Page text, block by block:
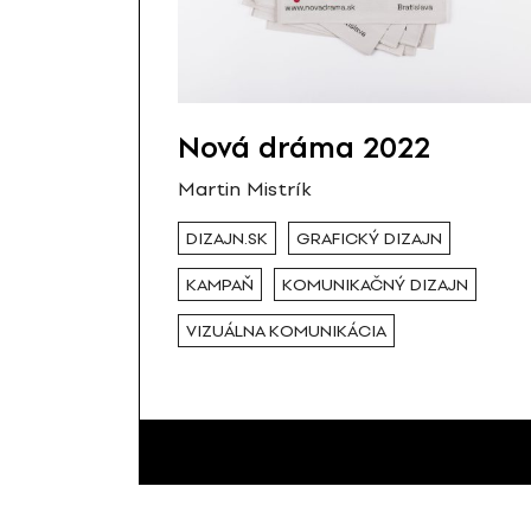
Nová dráma 2022
Martin Mistrík
DIZAJN.SK GRAFICKÝ DIZAJN
KAMPAŇ KOMUNIKAČNÝ DIZAJN
VIZUÁLNA KOMUNIKÁCIA